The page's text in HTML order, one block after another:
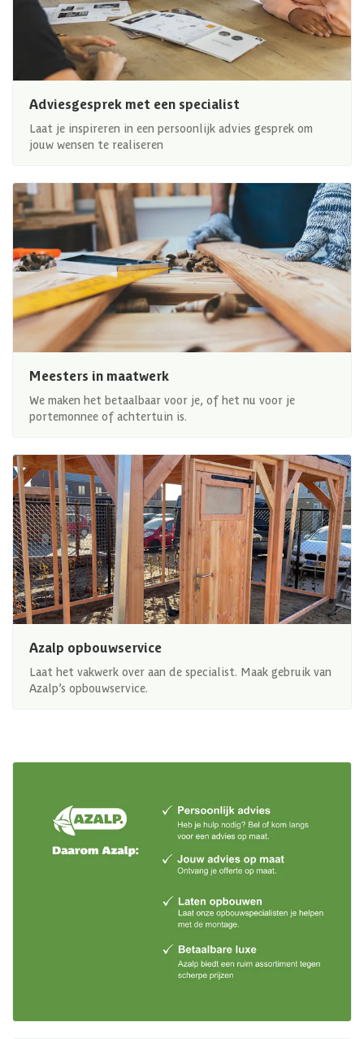
Adviesgesprek met een specialist
Laat je inspireren in een persoonlijk advies gesprek om
jouw wensen te realiseren
Meesters in maatwerk
We maken het betaalbaar voor je, of het nu voor je
portemonnee of achtertuin is.
Azalp opbouwservice
Laat het vakwerk over aan de specialist. Maak gebruik van
Azalp’s opbouwservice.